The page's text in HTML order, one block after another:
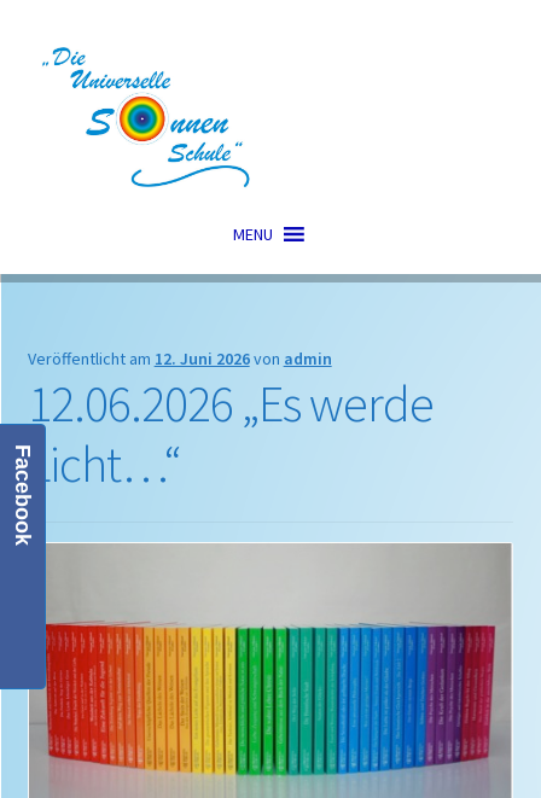
Zur
Navigation
springen
Zum
Inhalt
springen
MENU
Veröffentlicht am 12. Juni 2026von admin
12.06.2026 „Es werde
Licht…“
Facebook